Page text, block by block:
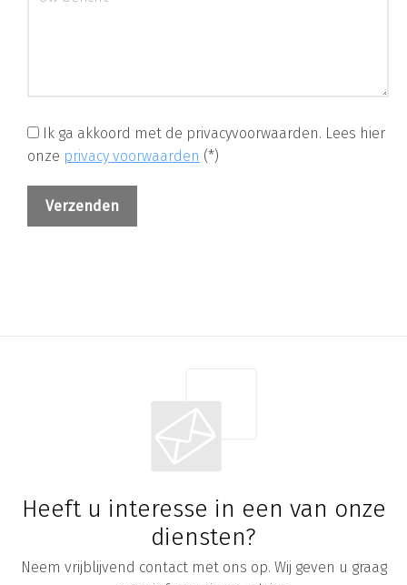
Ik ga akkoord met de privacyvoorwaarden. Lees hier
onze privacy voorwaarden (*)
Heeft u interesse in een van onze
diensten?
Neem vrijblijvend contact met ons op. Wij geven u graag